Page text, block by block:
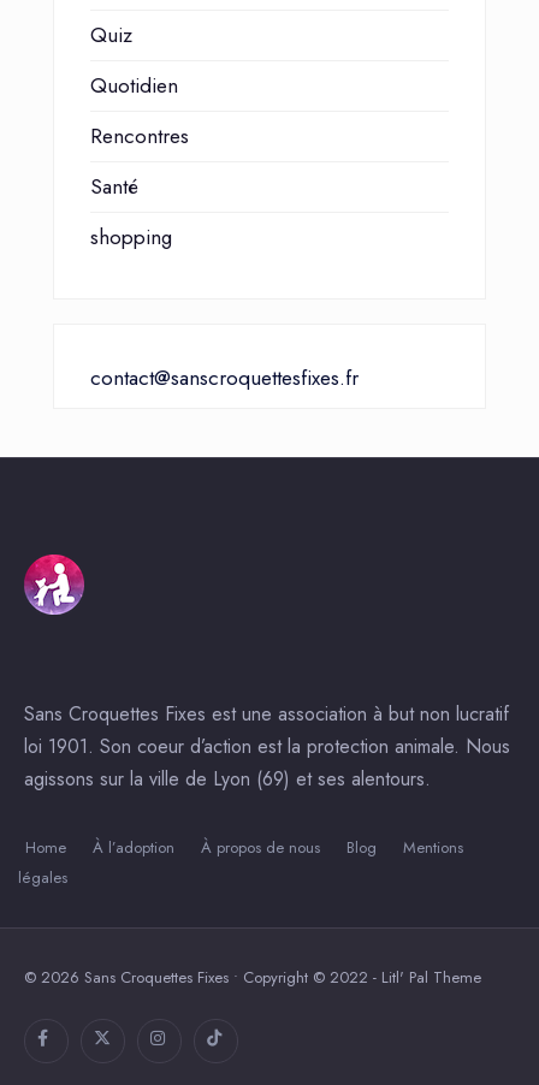
Quiz
Quotidien
Rencontres
Santé
shopping
contact@sanscroquettesfixes.fr
Sans Croquettes Fixes est une association à but non lucratif
loi 1901. Son coeur d’action est la protection animale. Nous
agissons sur la ville de Lyon (69) et ses alentours.
Home À l’adoption À propos de nous Blog
Mentions
légales
© 2026 Sans Croquettes Fixes • Copyright © 2022 - Litl' Pal Theme